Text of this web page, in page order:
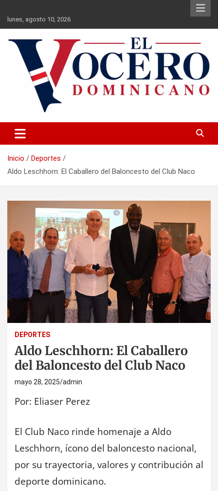
contenido
contenido
lunes, agosto 10, 2026
El Vocero Dominicano
Inicio
Deportes
Aldo Leschhorn: El Caballero del Baloncesto del Club Naco
DEPORTES
Aldo Leschhorn: El Caballero
del Baloncesto del Club Naco
mayo 28, 2025 admin
Por: Eliaser Perez
El Club Naco rinde homenaje a Aldo
Leschhorn, ícono del baloncesto nacional,
por su trayectoria, valores y contribución al
deporte dominicano.